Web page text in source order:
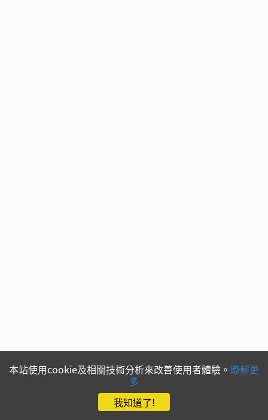
本站使用cookie及相關技術分析來改善使用者體驗。 瞭解更
多
我知道了!